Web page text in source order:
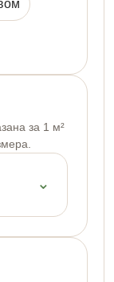
за 1 м²
⌄